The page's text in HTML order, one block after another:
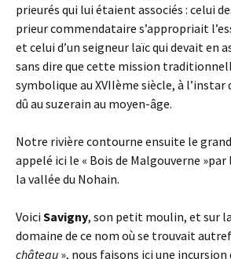
prieurés qui lui étaient associés : celui
prieur commendataire s’appropriait
et celui d’un seigneur laïc qui devait en
sans dire que cette mission
symbolique au XVIIème siècle, à
dû au suzerain au moyen-âge.
Notre rivière contourne ensuite le
appelé ici le « Bois de Malgouverne
la vallée du Nohain.
Voici Savigny, son petit moulin, et sur
domaine de ce nom où se trouvait
château », nous faisons ici une incursion